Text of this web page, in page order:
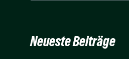
Neueste Beiträge